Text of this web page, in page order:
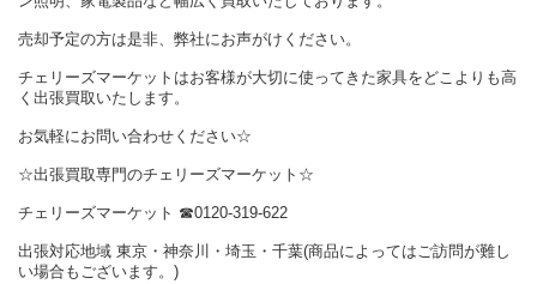
売却予定の方は是非、弊社にお声がけください。
チェリーズマーケットはお客様が大切に使ってきた家具をどこよりも高
く出張買取いたします。
お気軽にお問い合わせください☆
☆出張買取専門のチェリーズマーケット☆
チェリーズマーケット ☎︎0120-319-622
出張対応地域 東京・神奈川・埼玉・千葉(商品によってはご訪問が難し
い場合もございます。)